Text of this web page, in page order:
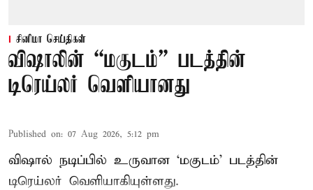
சினிமா செய்திகள்
விஷாலின் “மகுடம்” படத்தின்
டிரெய்லர் வெளியானது
Published on: 07 Aug 2026, 5:12 pm
விஷால் நடிப்பில் உருவான ‘மகுடம்’ படத்தின்
டிரெய்லர் வெளியாகியுள்ளது.